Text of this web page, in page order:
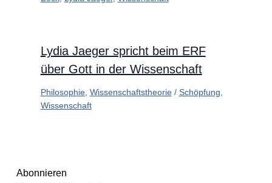
Lydia Jaeger spricht beim ERF
über Gott in der Wissenschaft
Philosophie, Wissenschaftstheorie/ Schöpfung
Wissenschaft
Abonnieren